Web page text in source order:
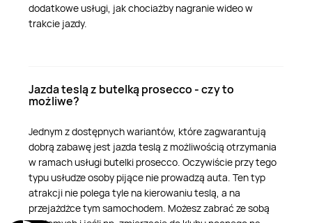
dodatkowe usługi, jak chociażby nagranie wideo w
trakcie jazdy.
Jazda teslą z butelką prosecco - czy to
możliwe?
Jednym z dostępnych wariantów, które zagwarantują
dobrą zabawę jest jazda teslą z możliwością otrzymania
w ramach usługi butelki prosecco. Oczywiście przy tego
typu usłudze osoby pijące nie prowadzą auta. Ten typ
atrakcji nie polega tyle na kierowaniu teslą, a na
przejażdżce tym samochodem. Możesz zabrać ze sobą